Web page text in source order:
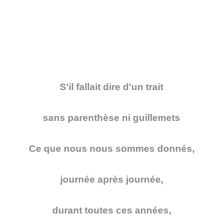
S'il fallait dire d'un trait
sans parenthèse ni guillemets
Ce que nous nous sommes donnés,
journée après journée,
durant toutes ces années,